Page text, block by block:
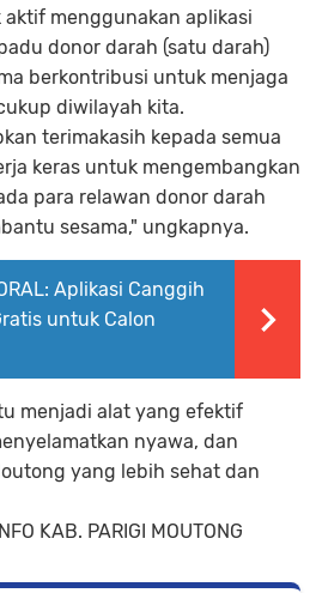
menggunakan aplikasi
donor darah (satu darah)
berkontribusi untuk menjaga
diwilayah kita.
terimakasih kepada semua
keras untuk mengembangkan
para relawan donor darah
sesama," ungkapnya.
Aplikasi Canggih
untuk Calon
menjadi alat yang efektif
nyawa, dan
yang lebih sehat dan
KAB. PARIGI MOUTONG